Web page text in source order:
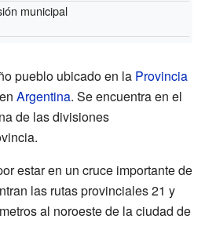
municipal
pueblo ubicado en la Provincia
Argentina. Se encuentra en el
de las divisiones
estar en un cruce importante de
las rutas provinciales 21 y
al noroeste de la ciudad de